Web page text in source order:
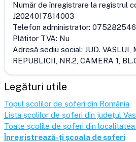
Număr de înregistrare la registrul
J2024017814003
Telefon administrator:
Plătitor TVA: Nu
Adresă sediu social: JUD. VASLUI,
REPUBLICII, NR.2, CAMERA 1,
Legături utile
Topul școlilor de șoferi din România
Lista școlilor de șoferi din județul
Toate școlile de șoferi din localitatea
Înregistrează-ți școala de șoferi